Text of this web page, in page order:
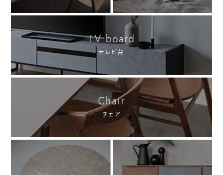
TV board
テレビ台
Chair
チェア